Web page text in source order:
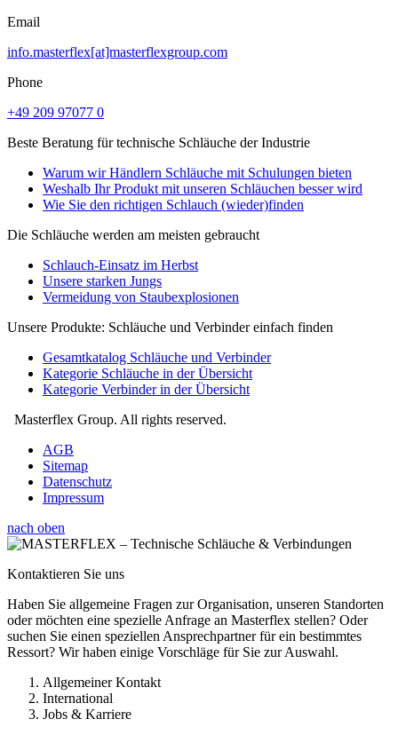
Email
info.masterflex[at]masterflexgroup.com
Phone
+49 209 97077 0
Beste Beratung für technische Schläuche der Industrie
Warum wir Händlern Schläuche mit Schulungen bieten
Weshalb Ihr Produkt mit unseren Schläuchen besser wird
Wie Sie den richtigen Schlauch (wieder)finden
Die Schläuche werden am meisten gebraucht
Schlauch-Einsatz im Herbst
Unsere starken Jungs
Vermeidung von Staubexplosionen
Unsere Produkte: Schläuche und Verbinder einfach finden
Gesamtkatalog Schläuche und Verbinder
Kategorie Schläuche in der Übersicht
Kategorie Verbinder in der Übersicht
Masterflex Group. All rights reserved.
AGB
Sitemap
Datenschutz
Impressum
nach oben
Kontaktieren Sie uns
Haben Sie allgemeine Fragen zur Organisation, unseren Standorten
oder möchten eine spezielle Anfrage an Masterflex stellen? Oder
suchen Sie einen speziellen Ansprechpartner für ein bestimmtes
Ressort? Wir haben einige Vorschläge für Sie zur Auswahl.
Allgemeiner Kontakt
International
Jobs & Karriere